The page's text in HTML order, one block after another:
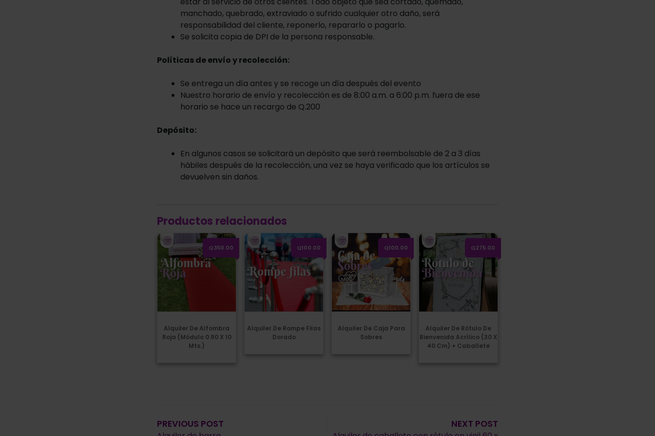
manchado, quebrado, extraviado o sufrido cualquier otro daño, será
responsabilidad del cliente, reponerlo, repararlo o pagarlo.
Se solicita copia de DPI de la persona responsable.
Políticas de envío y recolección:
Se entrega un día antes y se recoge un día después del evento
Nuestro horario de envío y recolección es de 8:00 a.m. a 6:00 p.m. fuera de ese
horario se hace un recargo de Q.200
Depósito:
En algunos casos se solicitará un depósito que será reembolsable de 2 a 3 días
hábiles después de la recolección, una vez se haya verificado que los artículos se
devuelven sin daños.
Productos relacionados
Alquiler de Alfombra Roja (Módulo 0.90 x 10 mts.)
Alquiler De Alfombra
Roja (Módulo 0.90 X 10
Mts.)
Q350.00
Alquiler de Rompe Filas Dorado
Alquiler De Rompe Filas
Dorado
Q100.00
Alquiler de caja para sobres
Alquiler De Caja Para
Sobres
Q100.00
Alquiler de rótulo de bienvenida acrílico (30 x 40 cm) + caballete
Alquiler De Rótulo De
Bienvenida Acrílico (30 X
40 Cm) + Caballete
Q275.00
de
PREVIOUS POST NEXT POST